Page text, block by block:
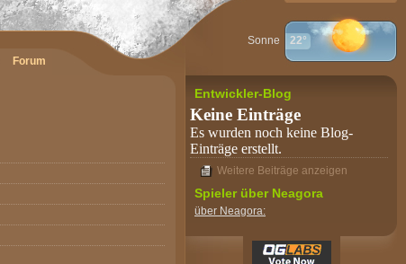
Sonne 22°
Entwickler-Blog
Keine Einträge
Es wurden noch keine Blog-
Einträge erstellt.
Weitere Beiträge anzeigen
Spieler über Neagora
über Neagora:
Forum